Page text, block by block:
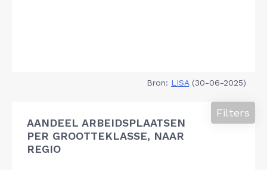
Bron: LISA(30-06-2025)
AANDEEL ARBEIDSPLAATSEN
PER GROOTTEKLASSE, NAAR
REGIO
Filters